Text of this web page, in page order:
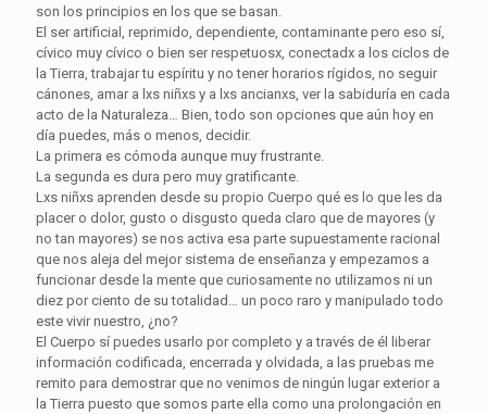
son los principios en los que se basan.
El ser artificial, reprimido, dependiente, contaminante pero eso sí,
cívico muy cívico o bien ser respetuosx, conectadx a los ciclos de
la Tierra, trabajar tu espíritu y no tener horarios rígidos, no seguir
cánones, amar a lxs niñxs y a lxs ancianxs, ver la sabiduría en cada
acto de la Naturaleza… Bien, todo son opciones que aún hoy en
día puedes, más o menos, decidir.
La primera es cómoda aunque muy frustrante.
La segunda es dura pero muy gratificante.
Lxs niñxs aprenden desde su propio Cuerpo qué es lo que les da
placer o dolor, gusto o disgusto queda claro que de mayores (y
no tan mayores) se nos activa esa parte supuestamente racional
que nos aleja del mejor sistema de enseñanza y empezamos a
funcionar desde la mente que curiosamente no utilizamos ni un
diez por ciento de su totalidad… un poco raro y manipulado todo
este vivir nuestro, ¿no?
El Cuerpo sí puedes usarlo por completo y a través de él liberar
información codificada, encerrada y olvidada, a las pruebas me
remito para demostrar que no venimos de ningún lugar exterior a
la Tierra puesto que somos parte ella como una prolongación en